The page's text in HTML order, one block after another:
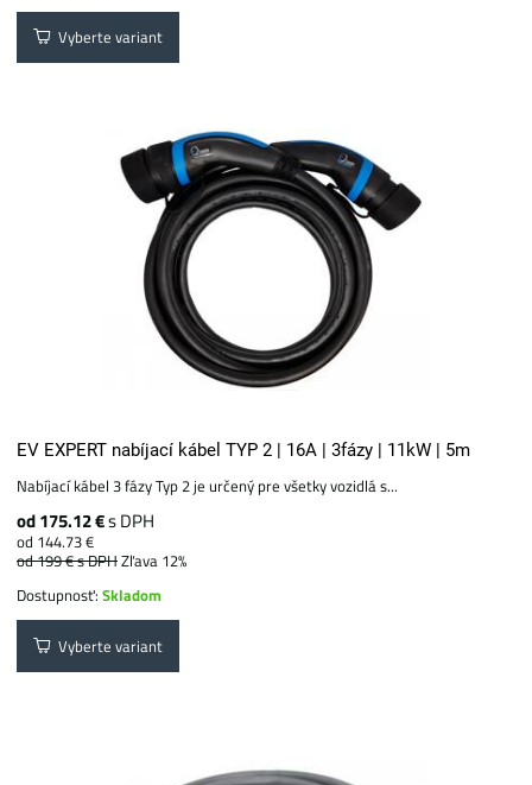
Vyberte variant
EV EXPERT nabíjací kábel TYP 2 | 16A | 3fázy | 11kW | 5m
Nabíjací kábel 3 fázy Typ 2 je určený pre všetky vozidlá s...
od 175.12 €s DPH
od 144.73 €
od 199 €s DPHZľava 12%
Dostupnosť:Skladom
Vyberte variant